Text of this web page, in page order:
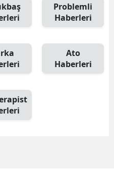
Problemli
Haberleri
Ato
Haberleri